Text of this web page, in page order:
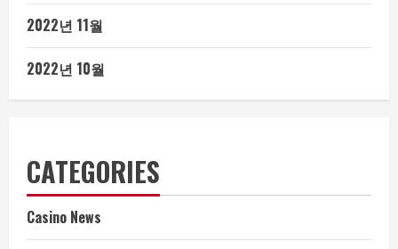
2022년 11월
2022년 10월
CATEGORIES
Casino News